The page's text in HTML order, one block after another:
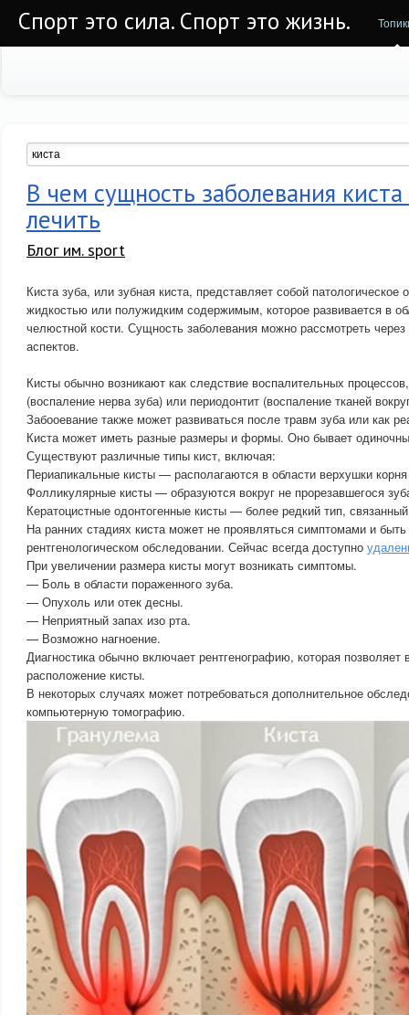
Спорт это сила. Спорт это жизнь.
В чем сущность заболевания киста
лечить
Блог им. sport
Киста зуба, или зубная киста, представляет собой патологическое
жидкостью или полужидким содержимым, которое развивается в
челюстной кости. Сущность заболевания можно рассмотреть
аспектов.
Кисты обычно возникают как следствие воспалительных
(воспаление нерва зуба) или периодонтит (воспаление тканей
Забооевание также может развиваться после травм зуба или как
Киста может иметь разные размеры и формы. Оно бывает
Существуют различные типы кист, включая:
Периапикальные кисты — располагаются в области верхушки
Фолликулярные кисты — образуются вокруг не прорезавшегося
Кератоцистные одонтогенные кисты — более редкий тип,
На ранних стадиях киста может не проявляться симптомами и
рентгенологическом обследовании. Сейчас всегда доступно
При увеличении размера кисты могут возникать симптомы.
— Боль в области пораженного зуба.
— Опухоль или отек десны.
— Неприятный запах изо рта.
— Возможно нагноение.
Диагностика обычно включает рентгенографию, которая позволяет
расположение кисты.
В некоторых случаях может потребоваться дополнительное
компьютерную томографию.